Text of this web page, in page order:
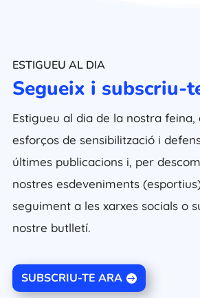
ESTIGUEU AL DIA
Segueix i subscriu-
Estigueu al dia de la nostra feina,
esforços de sensibilització i
últimes publicacions i, per
nostres esdeveniments
seguiment a les xarxes socials o
nostre butlletí.
SUBSCRIU-TE ARA